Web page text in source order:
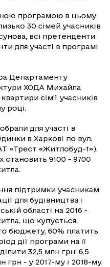
програмою в цьому
30 сімей учасників
всі претенденти
для участі в програмі
Департаменту
ХОДА Михайла
сім'ї учасників
році.
для участі в
в Харкові по вул.
«Трест «Житлобуд-1»).
становить 9100 - 9700
підтримки учасникам
для будівництва і
області на 2016 -
що купується,
бюджету, 60% платить
дії програми на її
32,5 млн грн: 6,5
грн - у 2017-му і 2018-му.